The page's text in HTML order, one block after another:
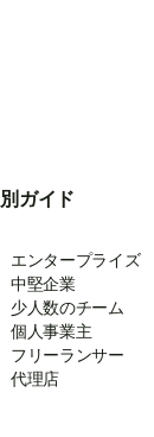
ガイド
エンタープライズ
中堅企業
少人数のチーム
個人事業主
フリーランサー
代理店